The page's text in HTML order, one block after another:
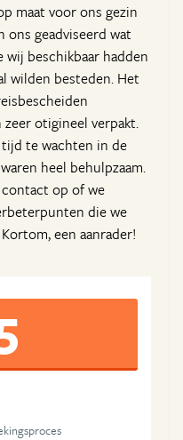
maat voor ons gezin
ons geadviseerd wat
wij beschikbaar hadden
wilden besteden. Het
otigineel verpakt.
te wachten in de
heel behulpzaam.
contact op of we
die we
een aanrader!